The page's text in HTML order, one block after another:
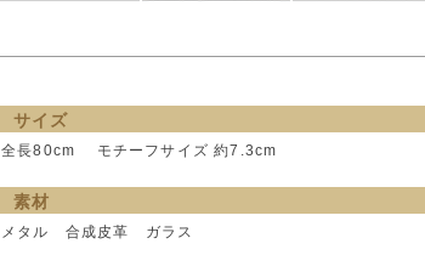
サイズ
全長80cm モチーフサイズ 約7.3cm
素材
メタル 合成皮革 ガラス